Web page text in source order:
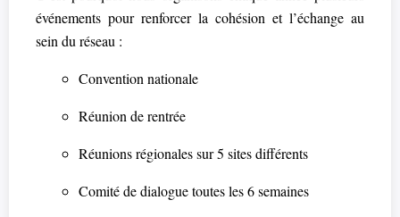
événements pour renforcer la cohésion et l’échange au
sein du réseau :
Convention nationale
Réunion de rentrée
Réunions régionales sur 5 sites différents
Comité de dialogue toutes les 6 semaines